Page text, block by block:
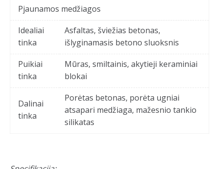
Pjaunamos medžiagos
Idealiai
tinka
Asfaltas, šviežias betonas,
išlyginamasis betono sluoksnis
Puikiai
tinka
Mūras, smiltainis, akytieji keraminiai
blokai
Dalinai
tinka
Porėtas betonas, porėta ugniai
atsapari medžiaga, mažesnio tankio
silikatas